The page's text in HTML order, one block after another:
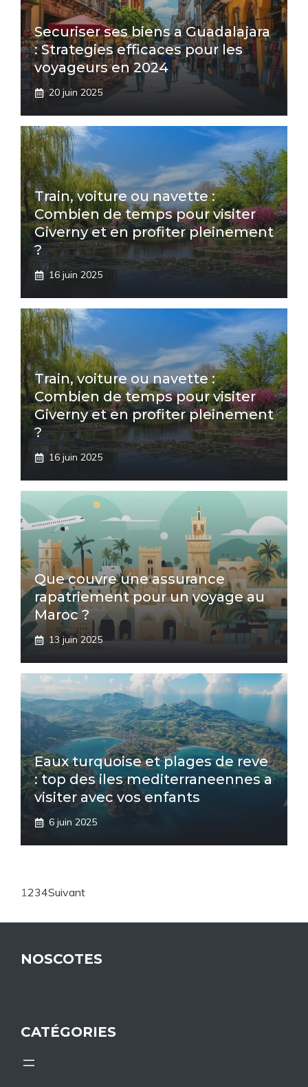
Securiser ses biens a Guadalajara
: Strategies efficaces pour les
voyageurs en 2024
20 juin 2025
Train, voiture ou navette :
Combien de temps pour visiter
Giverny et en profiter pleinement
?
16 juin 2025
Train, voiture ou navette :
Combien de temps pour visiter
Giverny et en profiter pleinement
?
16 juin 2025
Que couvre une assurance
rapatriement pour un voyage au
Maroc ?
13 juin 2025
Eaux turquoise et plages de reve
: top des iles mediterraneennes a
visiter avec vos enfants
6 juin 2025
1234Suivant
NOSCOTES
CATÉGORIES